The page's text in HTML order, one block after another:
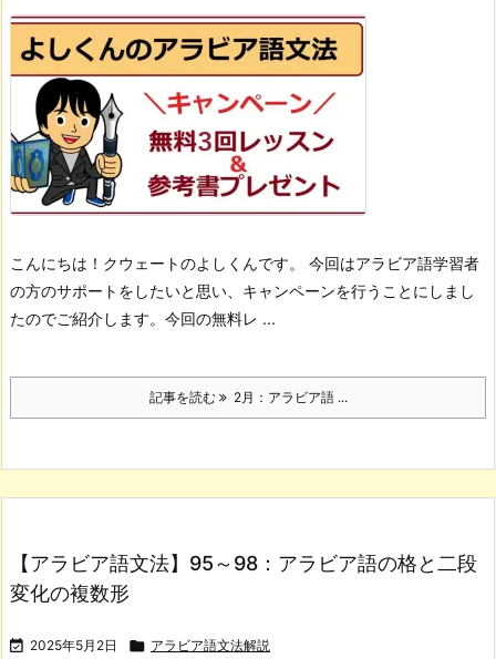
こんにちは！ クウェートのよしくんです。
今回はアラビア語学習者
の方のサポートをしたいと思い、 キャンペーンを行うことにしまし
たのでご紹介します。 今回の無料レ ...
記事を読む 2月：アラビア語 ...
【アラビア語文法】95～98：アラビア語の格と二段
変化の複数形
 2025年5月2日  アラビア語文法解説